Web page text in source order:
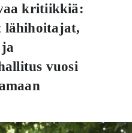
kritiikkiä:
lähihoitajat,
vuosi